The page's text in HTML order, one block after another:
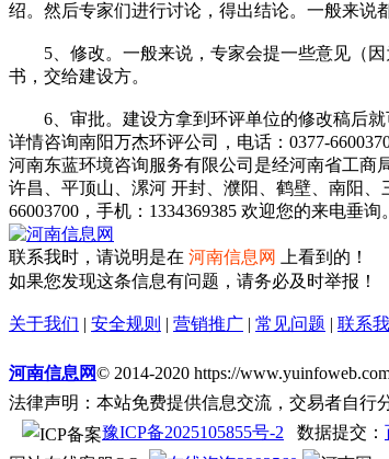
绍。然后专家们进行讨论，得出结论。一般来说
5、修改。一般来说，专家会提一些意见（因
书，交给建设方。
6、审批。建设方拿到环评单位的修改稿后就
详情咨询南阳万杰环评公司，电话：0377-
河南东蓝环境咨询服务有限公司是经河南省工商
许昌、平顶山、漯河 开封、濮阳、鹤壁、南阳
66003700，手机：1334369385 欢迎您的来电垂询。
联系我时，请说明是在 河南信息网
上看到的！
如果您发现这条信息有问题，请务必及时举报！
关于我们 | 安全规则 | 营销推广 | 常见问题 | 联系
河南信息网© 2014-2020 https://
法律声明：本站免费提供信息交流，交易者自行
豫ICP备2025105855号-2 数据提交：